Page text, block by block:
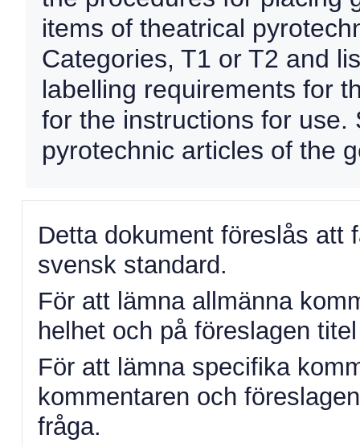
items of theatrical
Categories, T1 or T2 and
labelling requirements for
for the instructions for
pyrotechnic articles of the
Detta dokument föreslås att
svensk standard.
För att lämna allmänna
helhet och på föreslagen
För att lämna specifika
kommentaren och
fråga.